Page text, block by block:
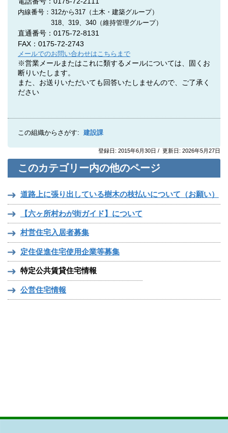
内線番号：312から317（土木・建築グループ）
318、319、340（維持管理グループ）
直通番号： 0175-72-8131
FAX：0175-72-2743
メールでのお問い合わせはこちらまで
※営業メールまたはこれに類するメールについては、固くお
断りいたします。
また、お送りいただいても回答いたしませんので、ご了承く
ださい
この組織からさがす: 建設課
登録日: 2015年6月30日 / 更新日: 2026年5月27日
このカテゴリー内の他のページ
道路上に張り出している樹木の枝払いについて（お願い）
【六ヶ所村わが街ガイド】について
村営住宅入居者募集
定住促進住宅使用企業等募集
特定公共賃貸住宅情報
公営住宅情報